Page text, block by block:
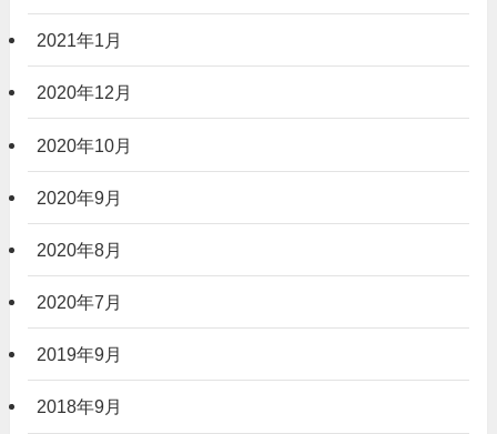
2021年1月
2020年12月
2020年10月
2020年9月
2020年8月
2020年7月
2019年9月
2018年9月